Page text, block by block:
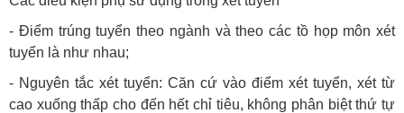
- Điểm trúng tuyển theo ngành và theo các tồ họp môn xét
tuyển là như nhau;
- Nguyên tắc xét tuyển: Căn cứ vào điểm xét tuyển, xét từ
cao xuống thấp cho đến hết chỉ tiêu, không phân biệt thứ tự